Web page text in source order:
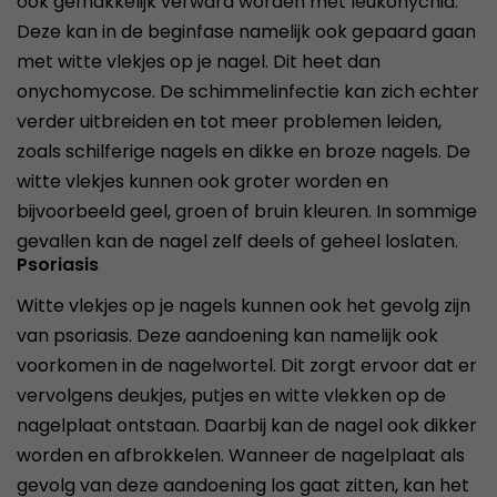
Deze kan in de beginfase namelijk ook gepaard gaan
met witte vlekjes op je nagel. Dit heet dan
onychomycose. De schimmelinfectie kan zich echter
verder uitbreiden en tot meer problemen leiden,
zoals schilferige nagels en dikke en broze nagels. De
witte vlekjes kunnen ook groter worden en
bijvoorbeeld geel, groen of bruin kleuren. In sommige
gevallen kan de nagel zelf deels of geheel loslaten.
Psoriasis
Witte vlekjes op je nagels kunnen ook het gevolg zijn
van psoriasis. Deze aandoening kan namelijk ook
voorkomen in de nagelwortel. Dit zorgt ervoor dat er
vervolgens deukjes, putjes en witte vlekken op de
nagelplaat ontstaan. Daarbij kan de nagel ook dikker
worden en afbrokkelen. Wanneer de nagelplaat als
gevolg van deze aandoening los gaat zitten, kan het